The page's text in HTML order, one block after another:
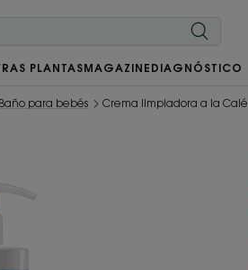
PLANTASMAGAZINE DIAGNÓSTICO
Baño para bebés Crema limpiadora a la